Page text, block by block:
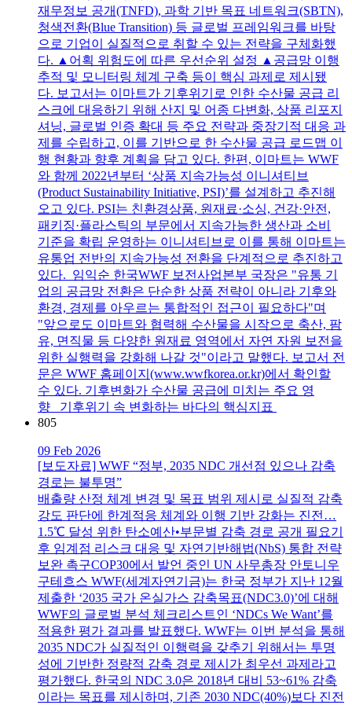
재무정보 공개(TNFD), 과학 기반 목표 네트워크(SBTN),
청색전환(Blue Transition) 등 글로벌 프레임워크를 바탕
으로 기업이 실질적으로 취할 수 있는 전략을 구체화했
다. ▲어획 위험도에 따른 우선순위 설정 ▲공급망 이행
추적 및 모니터링 체계 구축 등이 핵심 과제로 제시됐
다. 보고서는 이마트가 기후위기로 인한 수산물 공급 리
스크에 대응하기 위해 산지 및 어종 다변화, 상품 리포지
셔닝, 글로벌 인증 확대 등 주요 전략과 중장기적 대응 과
제를 수립하고, 이를 기반으로 한 수산물 공급 로드맵 이
행 현황과 향후 계획을 담고 있다. 한편, 이마트는 WWF
와 함께 2022년부터 ‘상품 지속가능성 이니셔티브
(Product Sustainability Initiative, PSI)’를 설계하고 추진해
오고 있다. PSI는 친환경상품, 원재료·소싱, 건강·안전,
패키징·플라스틱의 부문에서 지속가능한 생산과 소비
기준을 확립 운영하는 이니셔티브로 이를 통해 이마트는
유통업 전반의 지속가능성 전환을 단계적으로 추진하고
있다. 임익순 한국WWF 보전사업본부 국장은 "유통 기
업의 공급망 전환은 단순한 상품 전략이 아니라 기후와
환경, 경제를 아우르는 통합적인 접근이 필요하다"며
"앞으로도 이마트와 협력해 수산물을 시작으로 축산, 팜
유, 면직물 등 다양한 원재료 영역에서 자연 자원 보전을
위한 실행력을 강화해 나갈 것"이라고 말했다. 보고서 전
문은 WWF 홈페이지(www.wwfkorea.or.kr)에서 확인할
수 있다. 기후변화가 수산물 공급에 미치는 주요 영
향 기후위기 속 변화하는 바다의 핵심지표
805
09 Feb 2026
[보도자료] WWF “정부, 2035 NDC 개선점 있으나 감축
경로는 불투명”
배출량 산정 체계 변경 및 목표 범위 제시로 실질적 감축
강도 판단에 한계적응 체계와 이행 기반 강화는 진전…
1.5℃ 달성 위한 탄소예산•부문별 감축 경로 공개 필요기
후 임계점 리스크 대응 및 자연기반해법(NbS) 통합 전략
보완 촉구COP30에서 발언 중인 UN 사무총장 안토니우
구테흐스 WWF(세계자연기금)는 한국 정부가 지난 12월
제출한 ‘2035 국가 온실가스 감축목표(NDC3.0)’에 대해
WWF의 글로벌 분석 체크리스트인 ‘NDCs We Want’를
적용한 평가 결과를 발표했다. WWF는 이번 분석을 통해
2035 NDC가 실질적인 이행력을 갖추기 위해서는 투명
성에 기반한 정량적 감축 경로 제시가 최우선 과제라고
평가했다. 한국의 NDC 3.0은 2018년 대비 53~61% 감축
이라는 목표를 제시하며, 기존 2030 NDC(40%)보다 진전